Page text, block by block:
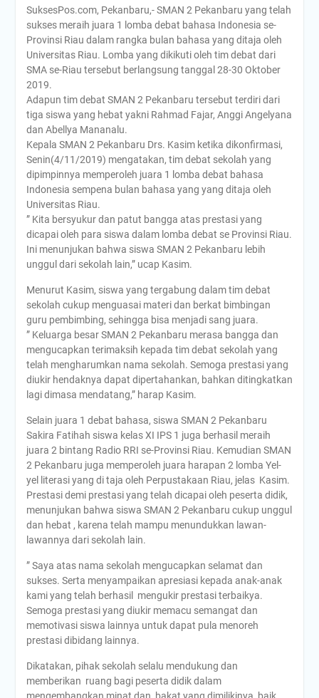
SuksesPos.com, Pekanbaru,- SMAN 2 Pekanbaru yang telah
sukses meraih juara 1 lomba debat bahasa Indonesia se-
Provinsi Riau dalam rangka bulan bahasa yang ditaja oleh
Universitas Riau. Lomba yang dikikuti oleh tim debat dari
SMA se-Riau tersebut berlangsung tanggal 28-30 Oktober
2019.
Adapun tim debat SMAN 2 Pekanbaru tersebut terdiri dari
tiga siswa yang hebat yakni Rahmad Fajar, Anggi Angelyana
dan Abellya Mananalu.
Kepala SMAN 2 Pekanbaru Drs. Kasim ketika dikonfirmasi,
Senin(4/11/2019) mengatakan, tim debat sekolah yang
dipimpinnya memperoleh juara 1 lomba debat bahasa
Indonesia sempena bulan bahasa yang yang ditaja oleh
Universitas Riau.
” Kita bersyukur dan patut bangga atas prestasi yang
dicapai oleh para siswa dalam lomba debat se Provinsi Riau.
Ini menunjukan bahwa siswa SMAN 2 Pekanbaru lebih
unggul dari sekolah lain,” ucap Kasim.
Menurut Kasim, siswa yang tergabung dalam tim debat
sekolah cukup menguasai materi dan berkat bimbingan
guru pembimbing, sehingga bisa menjadi sang juara.
” Keluarga besar SMAN 2 Pekanbaru merasa bangga dan
mengucapkan terimaksih kepada tim debat sekolah yang
telah mengharumkan nama sekolah. Semoga prestasi yang
diukir hendaknya dapat dipertahankan, bahkan ditingkatkan
lagi dimasa mendatang,” harap Kasim.
Selain juara 1 debat bahasa, siswa SMAN 2 Pekanbaru
Sakira Fatihah siswa kelas XI IPS 1 juga berhasil meraih
juara 2 bintang Radio RRI se-Provinsi Riau. Kemudian SMAN
2 Pekanbaru juga memperoleh juara harapan 2 lomba Yel-
yel literasi yang di taja oleh Perpustakaan Riau, jelas Kasim.
Prestasi demi prestasi yang telah dicapai oleh peserta didik,
menunjukan bahwa siswa SMAN 2 Pekanbaru cukup unggul
dan hebat , karena telah mampu menundukkan lawan-
lawannya dari sekolah lain.
” Saya atas nama sekolah mengucapkan selamat dan
sukses. Serta menyampaikan apresiasi kepada anak-anak
kami yang telah berhasil mengukir prestasi terbaikya.
Semoga prestasi yang diukir memacu semangat dan
memotivasi siswa lainnya untuk dapat pula menoreh
prestasi dibidang lainnya.
Dikatakan, pihak sekolah selalu mendukung dan
memberikan ruang bagi peserta didik dalam